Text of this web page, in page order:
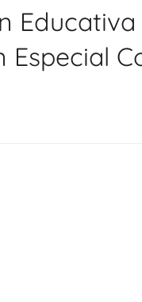
Educativa
Especial